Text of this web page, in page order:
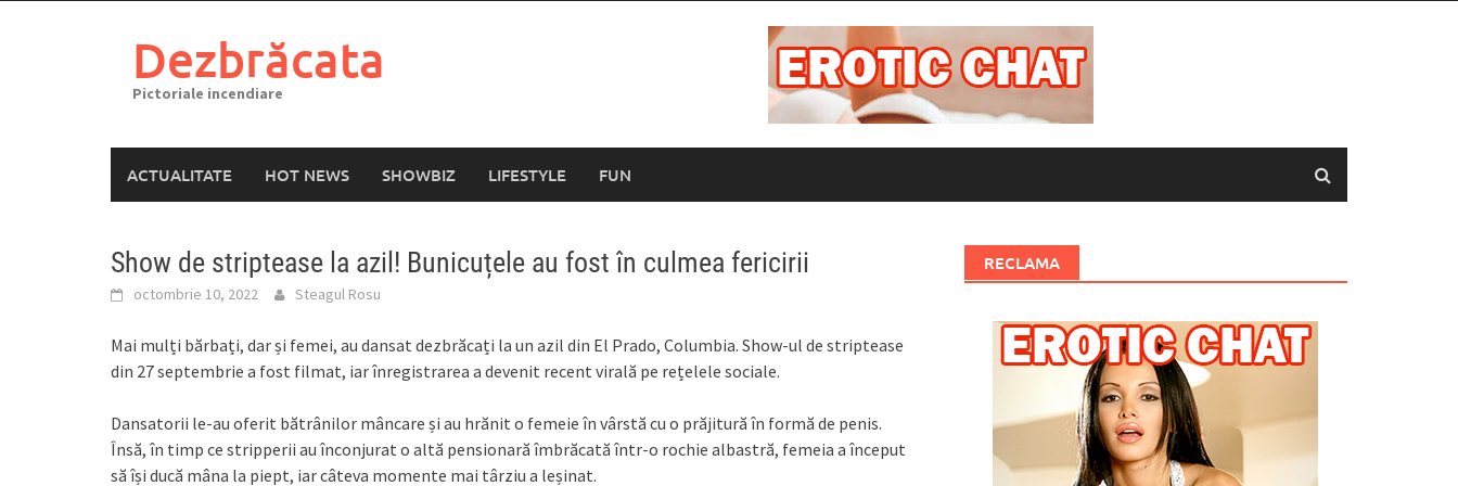
Dezbrăcata
Pictoriale incendiare
ACTUALITATE HOT NEWS SHOWBIZ LIFESTYLE FUN
Show de striptease la azil! Bunicuțele au fost în culmea fericirii
octombrie 10, 2022 Steagul Rosu
Mai mulți bărbați, dar și femei, au dansat dezbrăcați la un azil din El Prado, Columbia. Show-ul de striptease
din 27 septembrie a fost filmat, iar înregistrarea a devenit recent virală pe rețelele sociale.
Dansatorii le-au oferit bătrânilor mâncare și au hrănit o femeie în vârstă cu o prăjitură în formă de penis.
Însă, în timp ce stripperii au înconjurat o altă pensionară îmbrăcată într-o rochie albastră, femeia a început
să își ducă mâna la piept, iar câteva momente mai târziu a leșinat.
RECLAMA